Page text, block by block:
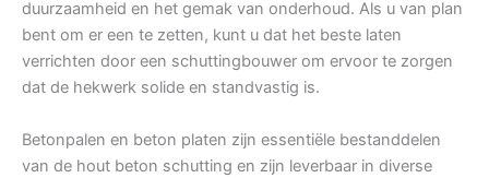
duurzaamheid en het gemak van onderhoud. Als u van plan
bent om er een te zetten, kunt u dat het beste laten
verrichten door een schuttingbouwer om ervoor te zorgen
dat de hekwerk solide en standvastig is.
Betonpalen en beton platen zijn essentiële bestanddelen
van de hout beton schutting en zijn leverbaar in diverse